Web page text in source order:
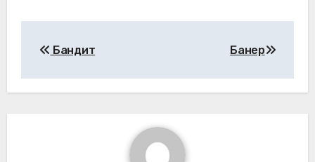
записів
Бандит Банер